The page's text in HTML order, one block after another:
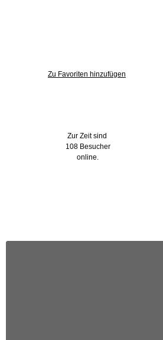
Zu Favoriten hinzufügen
Zur Zeit sind
108 Besucher
online.